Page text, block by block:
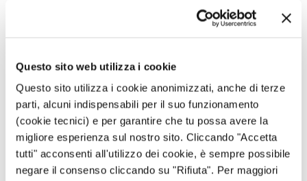
Questo sito web utilizza i cookie
Questo sito utilizza i cookie anonimizzati, anche di terze
parti, alcuni indispensabili per il suo funzionamento
(cookie tecnici) e per garantire che tu possa avere la
migliore esperienza sul nostro sito. Cliccando "Accetta
tutti" acconsenti all'utilizzo dei cookie, è sempre possibile
negare il consenso cliccando su "Rifiuta". Per maggiori
Questo sito è protetto da reCAPTCHA, ed è soggetto alla
Avvertimi via email in caso di risposte al mio
commento.
Avvertimi via email alla pubblicazione di un nuovo
articolo.